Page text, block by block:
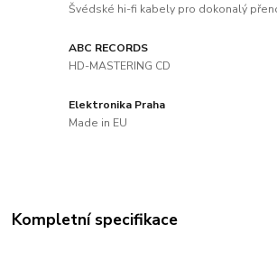
Švédské hi-fi kabely pro dokonalý
ABC RECORDS
HD-MASTERING CD
Elektronika Praha
Made in EU
Kompletní specifikace